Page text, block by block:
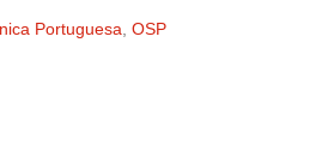
Portuguesa OSP